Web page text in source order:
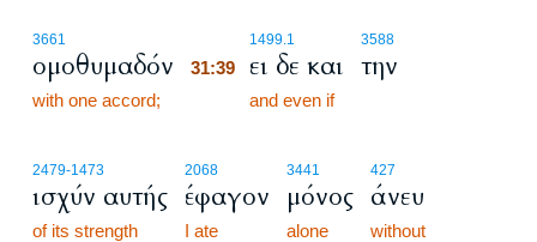
3661
ομοθυμαδόν
with one accord;
1499.1
31:39 ει δε και
and even if
3588
την
2479-1473
ισχύν αυτής
of its strength
2068
έφαγον
I ate
3441
μόνος
alone
427
άνευ
without